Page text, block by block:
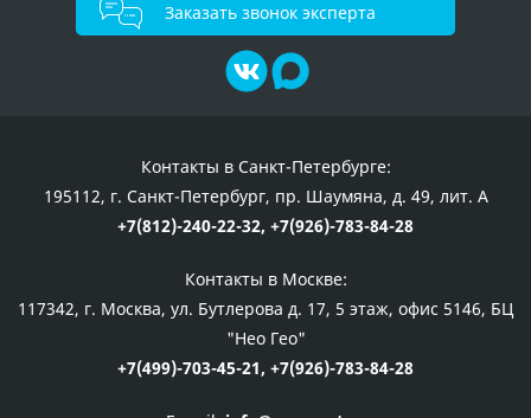
Заказать звонок эксперта
Контакты в Санкт-Петербурге:
195112, г. Санкт-Петербург, пр. Шаумяна, д. 49, лит. А
+7(812)-240-22-32, +7(926)-783-84-28
Контакты в Москве:
117342, г. Москва, ул. Бутлерова д. 17, 5 этаж, офис 5146, БЦ
"Нео Гео"
+7(499)-703-45-21, +7(926)-783-84-28